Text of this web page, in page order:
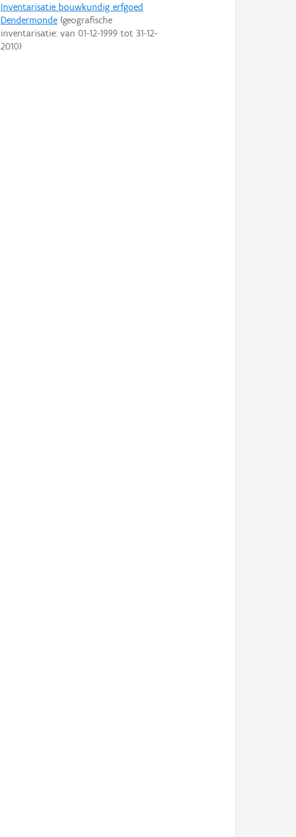
Inventarisatie bouwkundig erfgoed
Dendermonde(geografische
inventarisatie: van 01-12-1999 tot 31-12-
2010)